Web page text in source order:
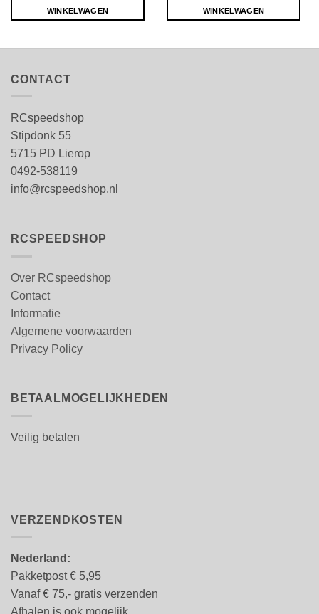
WINKELWAGEN
WINKELWAGEN
CONTACT
RCspeedshop
Stipdonk 55
5715 PD Lierop
0492-538119
info@rcspeedshop.nl
RCSPEEDSHOP
Over RCspeedshop
Contact
Informatie
Algemene voorwaarden
Privacy Policy
BETAALMOGELIJKHEDEN
Veilig betalen
VERZENDKOSTEN
Nederland:
Pakketpost € 5,95
Vanaf € 75,- gratis verzenden